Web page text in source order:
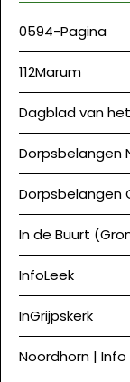
0594-Pagina
112Marum
Dagblad van
Dorpsbelangen
Dorpsbelangen
In de Buurt
InfoLeek
InGrijpskerk
Noordhorn | Info